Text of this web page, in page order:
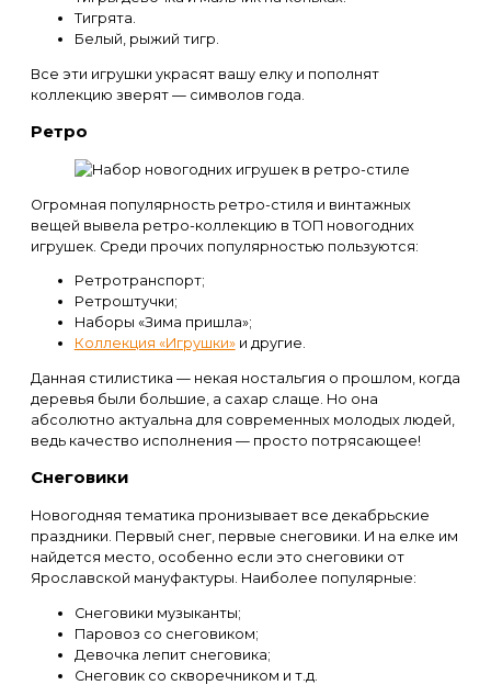
Тигрята.
Белый, рыжий тигр.
Все эти игрушки украсят вашу елку и пополнят
коллекцию зверят — символов года.
Ретро
Огромная популярность ретро-стиля и винтажных
вещей вывела ретро-коллекцию в ТОП новогодних
игрушек. Среди прочих популярностью пользуются:
Ретротранспорт;
Ретроштучки;
Наборы «Зима пришла»;
Коллекция «Игрушки»и другие.
Данная стилистика — некая ностальгия о прошлом, когда
деревья были большие, а сахар слаще. Но она
абсолютно актуальна для современных молодых людей,
ведь качество исполнения — просто потрясающее!
Снеговики
Новогодняя тематика пронизывает все декабрьские
праздники. Первый снег, первые снеговики. И на елке им
найдется место, особенно если это снеговики от
Ярославской мануфактуры. Наиболее популярные:
Снеговики музыканты;
Паровоз со снеговиком;
Девочка лепит снеговика;
Снеговик со скворечником и т.д.